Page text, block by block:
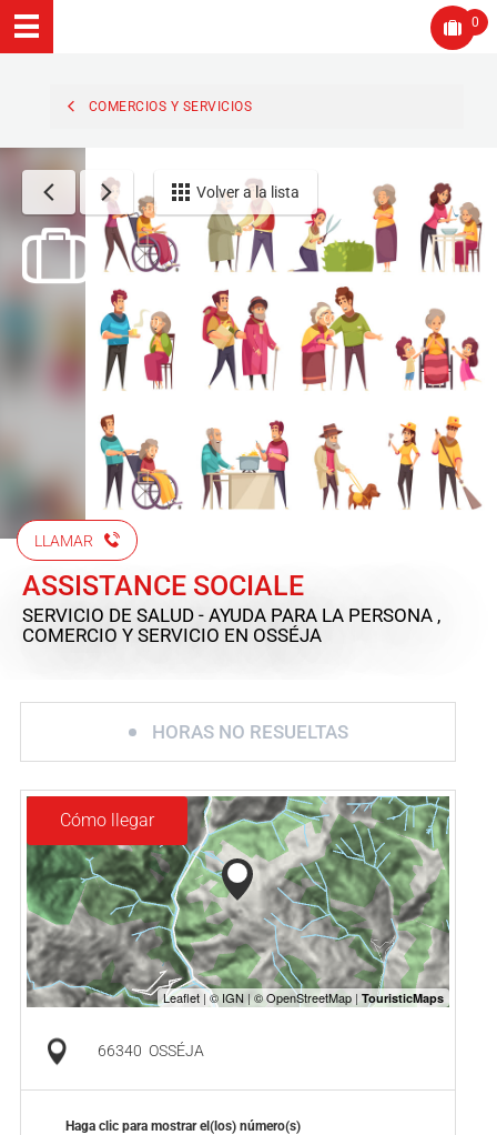
0
COMERCIOS Y SERVICIOS
Volver a la lista
LLAMAR
ASSISTANCE SOCIALE
SERVICIO DE SALUD - AYUDA PARA LA PERSONA ,
COMERCIO Y SERVICIO EN OSSÉJA
HORAS NO RESUELTAS
Cómo llegar
66340 OSSÉJA
Haga clic para mostrar el(los) número(s)